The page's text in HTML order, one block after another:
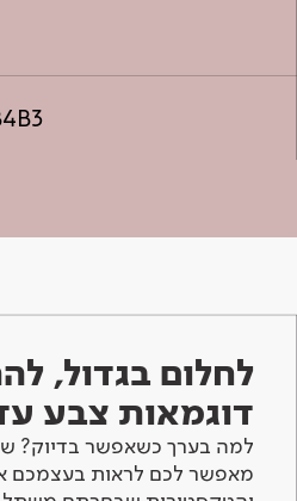
לחלום בגדול,
דוגמאות צבע
למה בערך כשאפשר בדיוק?
מאפשר לכם לראות בעצמכם